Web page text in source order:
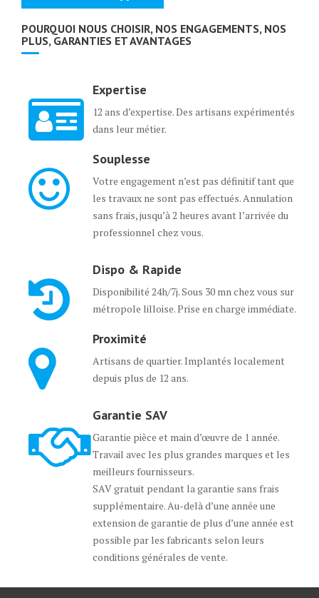
POURQUOI NOUS CHOISIR, NOS ENGAGEMENTS, NOS
PLUS, GARANTIES ET AVANTAGES
Expertise
12 ans d’expertise. Des artisans expérimentés
dans leur métier.
Souplesse
Votre engagement n’est pas définitif tant que
les travaux ne sont pas effectués. Annulation
sans frais, jusqu’à 2 heures avant l’arrivée du
professionnel chez vous.
Dispo & Rapide
Disponibilité 24h/7j. Sous 30 mn chez vous sur
métropole lilloise. Prise en charge immédiate.
Proximité
Artisans de quartier. Implantés localement
depuis plus de 12 ans.
Garantie SAV
Garantie pièce et main d’œuvre de 1 année.
Travail avec les plus grandes marques et les
meilleurs fournisseurs.
SAV gratuit pendant la garantie sans frais
supplémentaire. Au-delà d’une année une
extension de garantie de plus d’une année est
possible par les fabricants selon leurs
conditions générales de vente.